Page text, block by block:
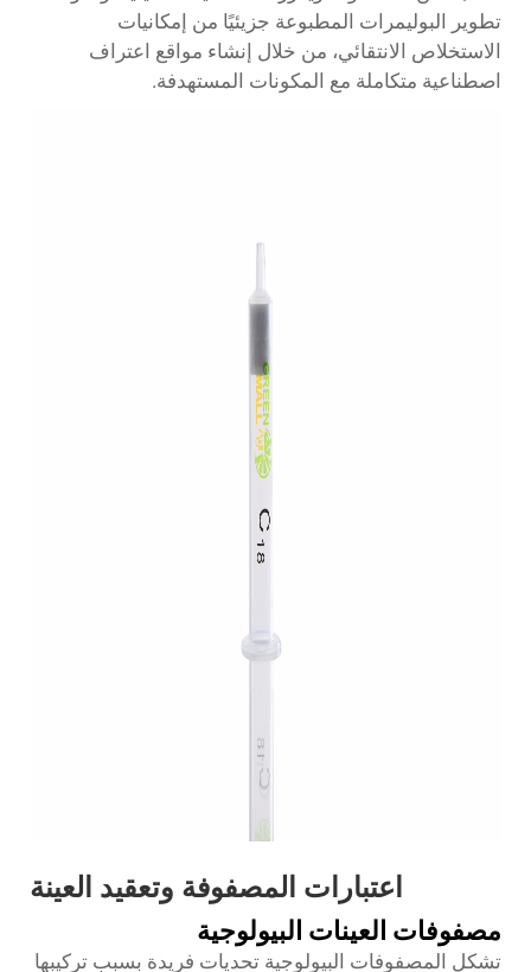
تطوير البوليمرات المطبوعة جزيئيًا من إمكانيات
الاستخلاص الانتقائي، من خلال إنشاء مواقع اعتراف
اصطناعية متكاملة مع المكونات المستهدفة.
اعتبارات المصفوفة وتعقيد العينة
مصفوفات العينات البيولوجية
تشكل المصفوفات البيولوجية تحديات فريدة بسبب تركيبها